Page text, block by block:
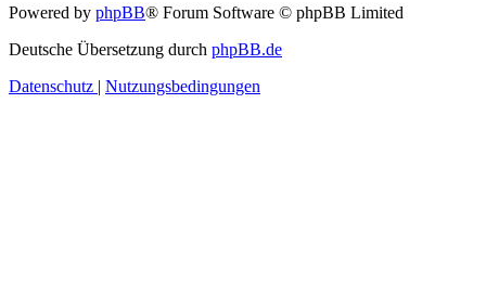
Powered by phpBB® Forum Software © phpBB Limited
Deutsche Übersetzung durch phpBB.de
Datenschutz | Nutzungsbedingungen